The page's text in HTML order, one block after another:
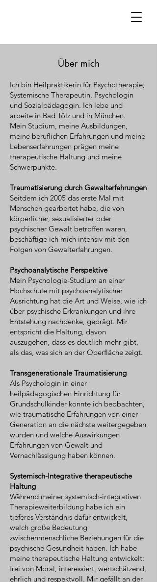
Über mich
Ich bin Heilpraktikerin für Psychotherapie,
Systemische Therapeutin, Psychologin
und Sozialpädagogin. Ich lebe und
arbeite in Bad Tölz und in München.
Mein Studium, meine Ausbildungen,
meine beruflichen Erfahrungen und meine
Lebenserfahrungen prägen meine
therapeutische Haltung und meine
Schwerpunkte.
Traumatisierung durch Gewalterfahrungen
Seitdem ich 2005 das erste Mal mit
Menschen gearbeitet habe, die von
körperlicher, sexualisierter oder
psychischer Gewalt betroffen waren,
beschäftige ich mich intensiv mit den
Folgen von Gewalterfahrungen.
Psychoanalytische Perspektive
Mein Psychologie-Studium an einer
Hochschule mit psychoanalytischer
Ausrichtung hat die Art und Weise, wie ich
über psychische Erkrankungen und ihre
Entstehung nachdenke, geprägt. Mir
entspricht die Haltung, davon
auszugehen, dass es deutlich mehr gibt,
als das, was sich an der Oberfläche zeigt.
Transgenerationale Traumatisierung
Als Psychologin in einer
heilpädagogischen Einrichtung für
Grundschulkinder konnte ich beobachten,
wie traumatische Erfahrungen von einer
Generation an die nächste weitergegeben
wurden und welche Auswirkungen
Erfahrungen von Gewalt und
Vernachlässigung haben können.
Systemisch-Integrative therapeutische
Haltung
Während meiner systemisch-integrativen
Therapieweiterbildung habe ich ein
tieferes Verständnis dafür entwickelt,
welch große Bedeutung
zwischenmenschliche Beziehungen für die
psychische Gesundheit haben. Ich habe
meine therapeutische Haltung entwickelt:
frei von Moral, interessiert, wertschätzend,
ehrlich und respektvoll. Mir gefällt an der